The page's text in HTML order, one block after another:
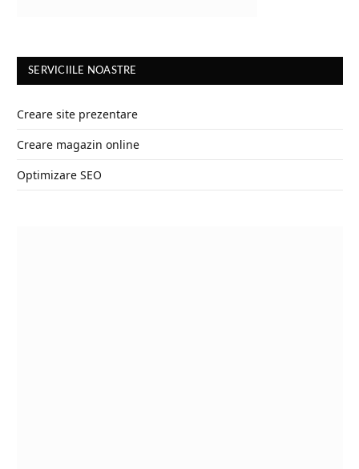
SERVICIILE NOASTRE
Creare site prezentare
Creare magazin online
Optimizare SEO